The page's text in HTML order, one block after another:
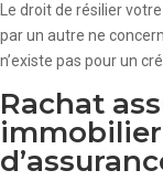
Le droit de résilier
par un autre ne
n’existe pas pour un
Rachat